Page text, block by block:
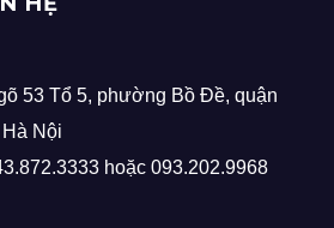
53 Tổ 5, phường Bồ Đề, quận
Nội
hoặc 093.202.9968